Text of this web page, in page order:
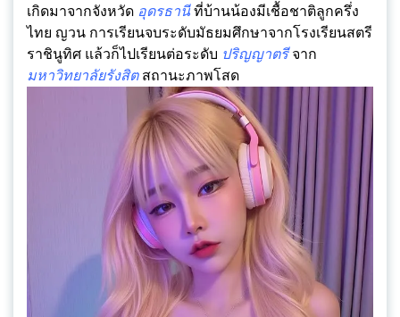
เกิดมาจากจังหวัด อุดรธานีที่บ้านน้องมีเชื้อชาติลูกครึ่ง
ไทย ญวน การเรียนจบระดับมัธยมศึกษาจากโรงเรียนสตรี
ราชินูทิศ แล้วก็ไปเรียนต่อระดับ ปริญญาตรีจาก
มหาวิทยาลัยรังสิตสถานะภาพโสด